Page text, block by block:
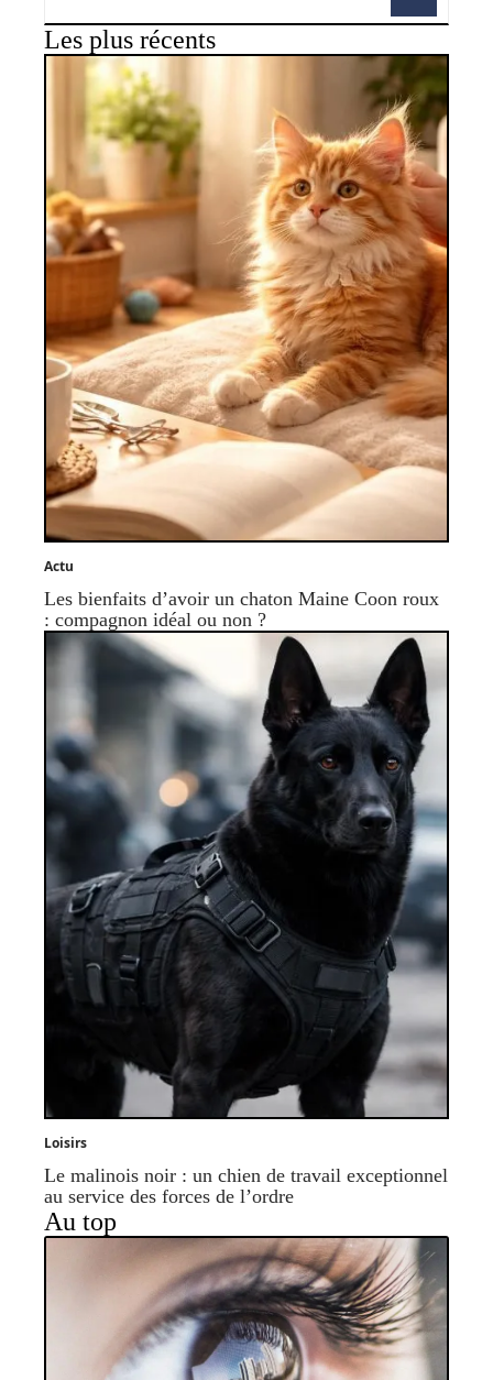
Les plus récents
Actu
Les bienfaits d’avoir un chaton Maine Coon roux
: compagnon idéal ou non ?
Loisirs
Le malinois noir : un chien de travail exceptionnel
au service des forces de l’ordre
Au top